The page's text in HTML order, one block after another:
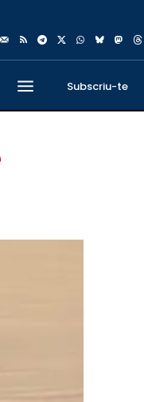
Subscriu-te